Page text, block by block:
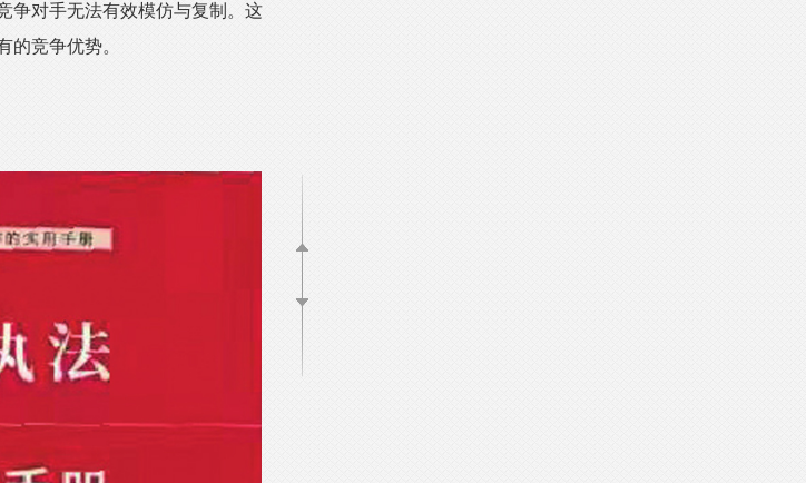
争对手无法有效模仿与复制。这
的竞争优势。